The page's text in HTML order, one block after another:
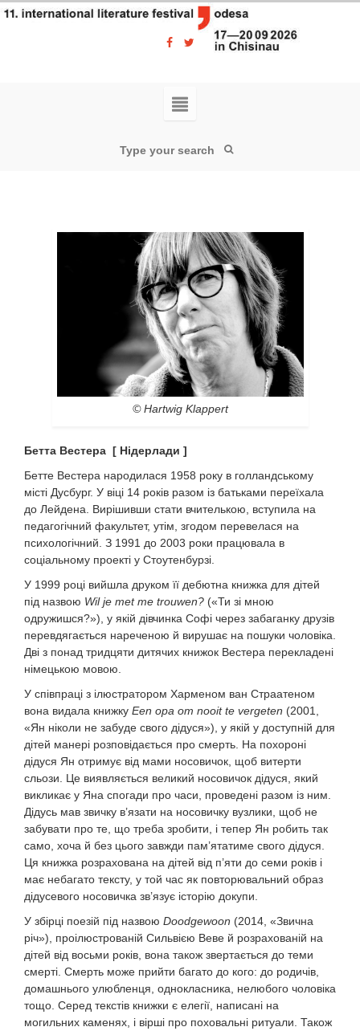
© Hartwig Klappert
Бетта Вестера [ Нідерлади ]
Бетте Вестера народилася 1958 року в голландському
місті Дусбург. У віці 14 років разом із батьками переїхала
до Лейдена. Вирішивши стати вчителькою, вступила на
педагогічний факультет, утім, згодом перевелася на
психологічний. З 1991 до 2003 роки працювала в
соціальному проекті у Стоутенбурзі.
У 1999 році вийшла друком її дебютна книжка для дітей
під назвою Wil je met me trouwen? («Ти зі мною
одружишся?»), у якій дівчинка Софі через забаганку друзів
перевдягається нареченою й вирушає на пошуки чоловіка.
Дві з понад тридцяти дитячих книжок Вестера перекладені
німецькою мовою.
У співпраці з ілюстратором Харменом ван Страатеном
вона видала книжку Een opa om nooit te vergeten (2001,
«Ян ніколи не забуде свого дідуся»), у якій у доступній для
дітей манері розповідається про смерть. На похороні
дідуся Ян отримує від мами носовичок, щоб витерти
сльози. Це виявляється великий носовичок дідуся, який
викликає у Яна спогади про часи, проведені разом із ним.
Дідусь мав звичку в’язати на носовичку вузлики, щоб не
забувати про те, що треба зробити, і тепер Ян робить так
само, хоча й без цього завжди пам’ятатиме свого дідуся.
Ця книжка розрахована на дітей від п’яти до семи років і
має небагато тексту, у той час як повторювальний образ
дідусевого носовичка зв’язує історію докупи.
У збірці поезій під назвою Doodgewoon (2014, «Звична
річ»), проілюстрованій Сильвією Веве й розрахованій на
дітей від восьми років, вона також звертається до теми
смерті. Смерть може прийти багато до кого: до родичів,
домашнього улюбленця, однокласника, нелюбого чоловіка
тощо. Серед текстів книжки є елегії, написані на
могильних каменях, і вірші про поховальні ритуали. Також